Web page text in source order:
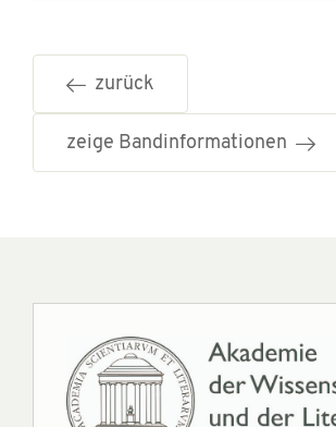
zurück
zeige Bandinformationen